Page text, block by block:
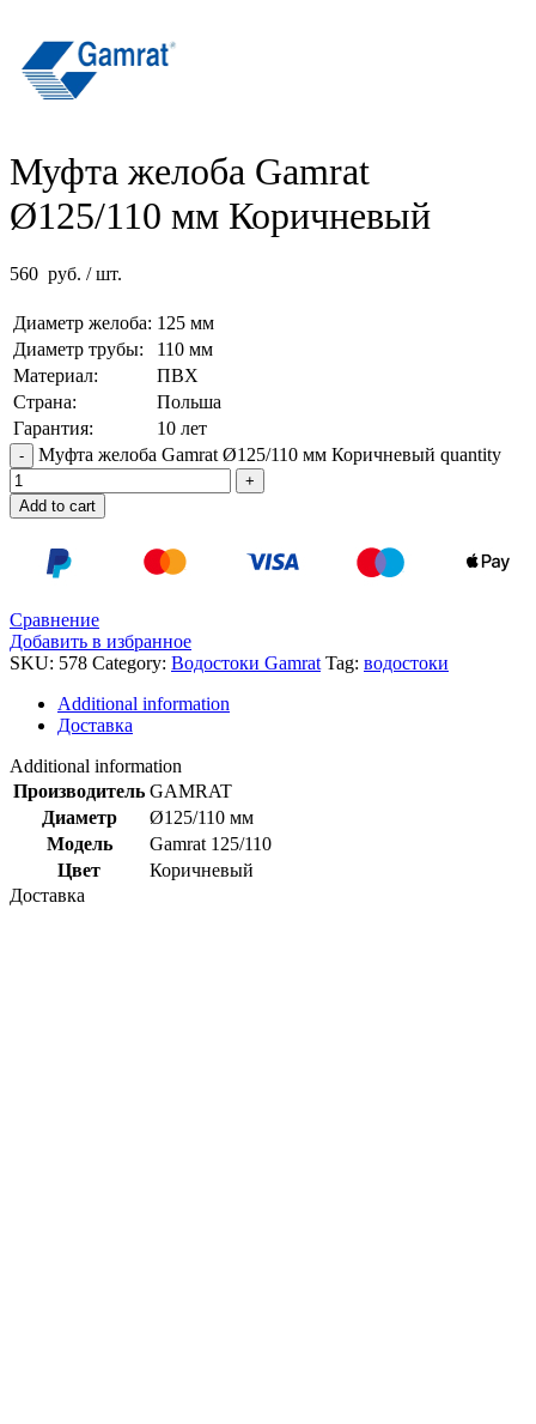
Муфта желоба Gamrat
Ø125/110 мм Коричневый
560 руб. / шт.
Диаметр желоба: 125 мм
Диаметр трубы:
110 мм
Материал:
ПВХ
Страна:
Польша
Гарантия:
10 лет
Муфта желоба Gamrat Ø125/110 мм Коричневый quantity
Add to cart
Сравнение
Добавить в избранное
SKU: 578 Category: Водостоки Gamrat Tag: водостоки
Additional information
Доставка
Additional information
Производитель GAMRAT
Диаметр
Ø125/110 мм
Модель
Gamrat 125/110
Цвет
Коричневый
Доставка